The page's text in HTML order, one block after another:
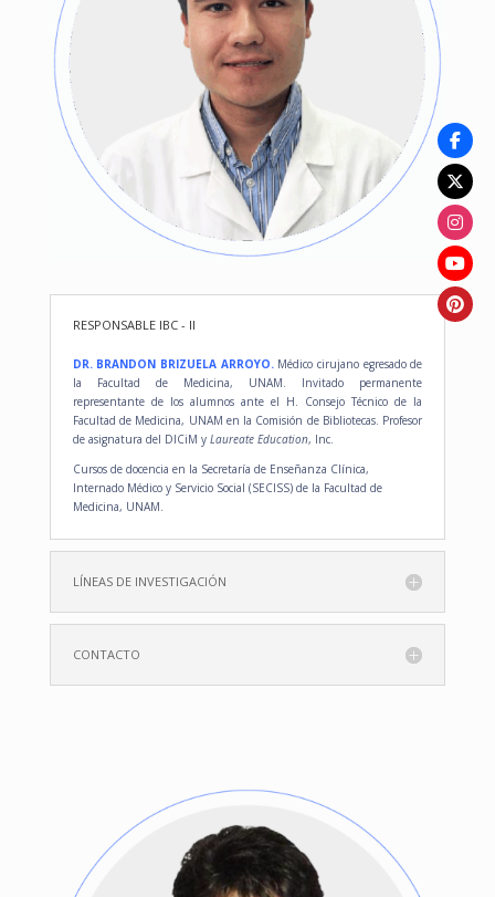
RESPONSABLE IBC - II
DR. BRANDON BRIZUELA ARROYO. Médico cirujano egresado de
la Facultad de Medicina, UNAM. Invitado permanente
representante de los alumnos ante el H. Consejo Técnico de la
Facultad de Medicina, UNAM en la Comisión de Bibliotecas. Profesor
de asignatura del DICiM y Laureate Education, Inc.
Cursos de docencia en la Secretaría de Enseñanza Clínica,
Internado Médico y Servicio Social (SECISS) de la Facultad de
Medicina, UNAM.
LÍNEAS DE INVESTIGACIÓN
CONTACTO